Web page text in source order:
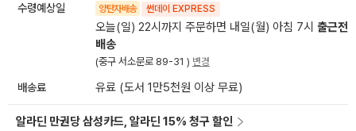
수령예상일 양탄자배송 썬데이 EXPRESS
오늘(일) 22시까지 주문하면 내일(월) 아침 7시 출근전
배송
(중구 서소문로 89-31 ) 변경
배송료 유료 (도서 1만5천원 이상 무료)
알라딘 만권당 삼성카드, 알라딘 15% 청구 할인